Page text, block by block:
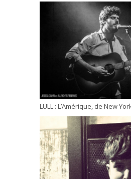
LULL : L’Amérique, de New